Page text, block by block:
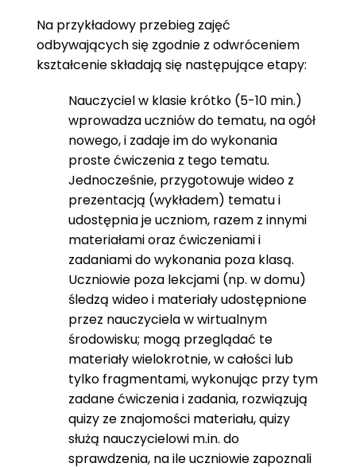
Na przykładowy przebieg zajęć
odbywających się zgodnie z odwróceniem
kształcenie składają się następujące etapy:
Nauczyciel w klasie krótko (5-10 min.)
wprowadza uczniów do tematu, na ogół
nowego, i zadaje im do wykonania
proste ćwiczenia z tego tematu.
Jednocześnie, przygotowuje wideo z
prezentacją (wykładem) tematu i
udostępnia je uczniom, razem z innymi
materiałami oraz ćwiczeniami i
zadaniami do wykonania poza klasą.
Uczniowie poza lekcjami (np. w domu)
śledzą wideo i materiały udostępnione
przez nauczyciela w wirtualnym
środowisku; mogą przeglądać te
materiały wielokrotnie, w całości lub
tylko fragmentami, wykonując przy tym
zadane ćwiczenia i zadania, rozwiązują
quizy ze znajomości materiału, quizy
służą nauczycielowi m.in. do
sprawdzenia, na ile uczniowie zapoznali